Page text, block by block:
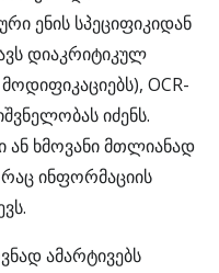
ენის სპეციფიკიდან
დიაკრიტიკულ
OCR-
იძენს.
ხმოვანი მთლიანად
ინფორმაციის
ამარტივებს